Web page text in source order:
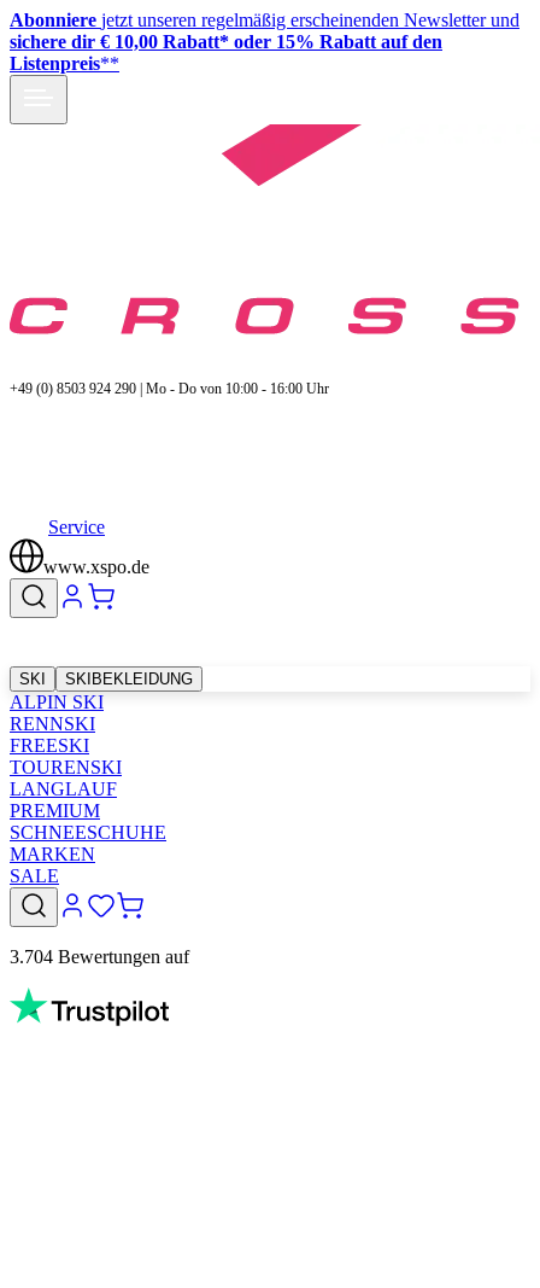
Abonniere jetzt unseren regelmäßig erscheinenden Newsletter und
sichere dir € 10,00 Rabatt* oder 15% Rabatt auf den
Listenpreis**
+49 (0) 8503 924 290 | Mo - Do von 10:00 - 16:00 Uhr
Service
www.xspo.de
SKI SKIBEKLEIDUNG
ALPIN SKI
RENNSKI
FREESKI
TOURENSKI
LANGLAUF
PREMIUM
SCHNEESCHUHE
MARKEN
SALE
3.704 Bewertungen auf